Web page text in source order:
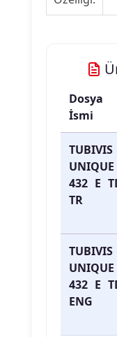
Dosya
İsmi
TUBIVIS
UNIQUE
432 E
TR
TUBIVIS
UNIQUE
432 E
ENG